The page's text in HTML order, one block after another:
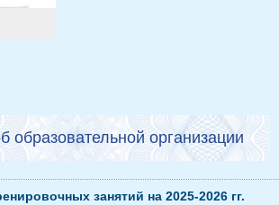
образовательной организации
занятий на 2025-2026 гг.